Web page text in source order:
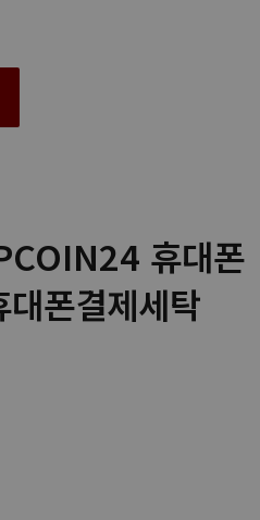
휴대폰
폰결제세탁